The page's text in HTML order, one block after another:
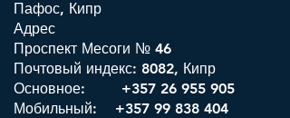
Пафос, Кипр
Адрес
Проспект Месоги № 46
Почтовый индекс: 8082, Кипр
Основное: +357 26 955 905
Мобильный: +357 99 838 404